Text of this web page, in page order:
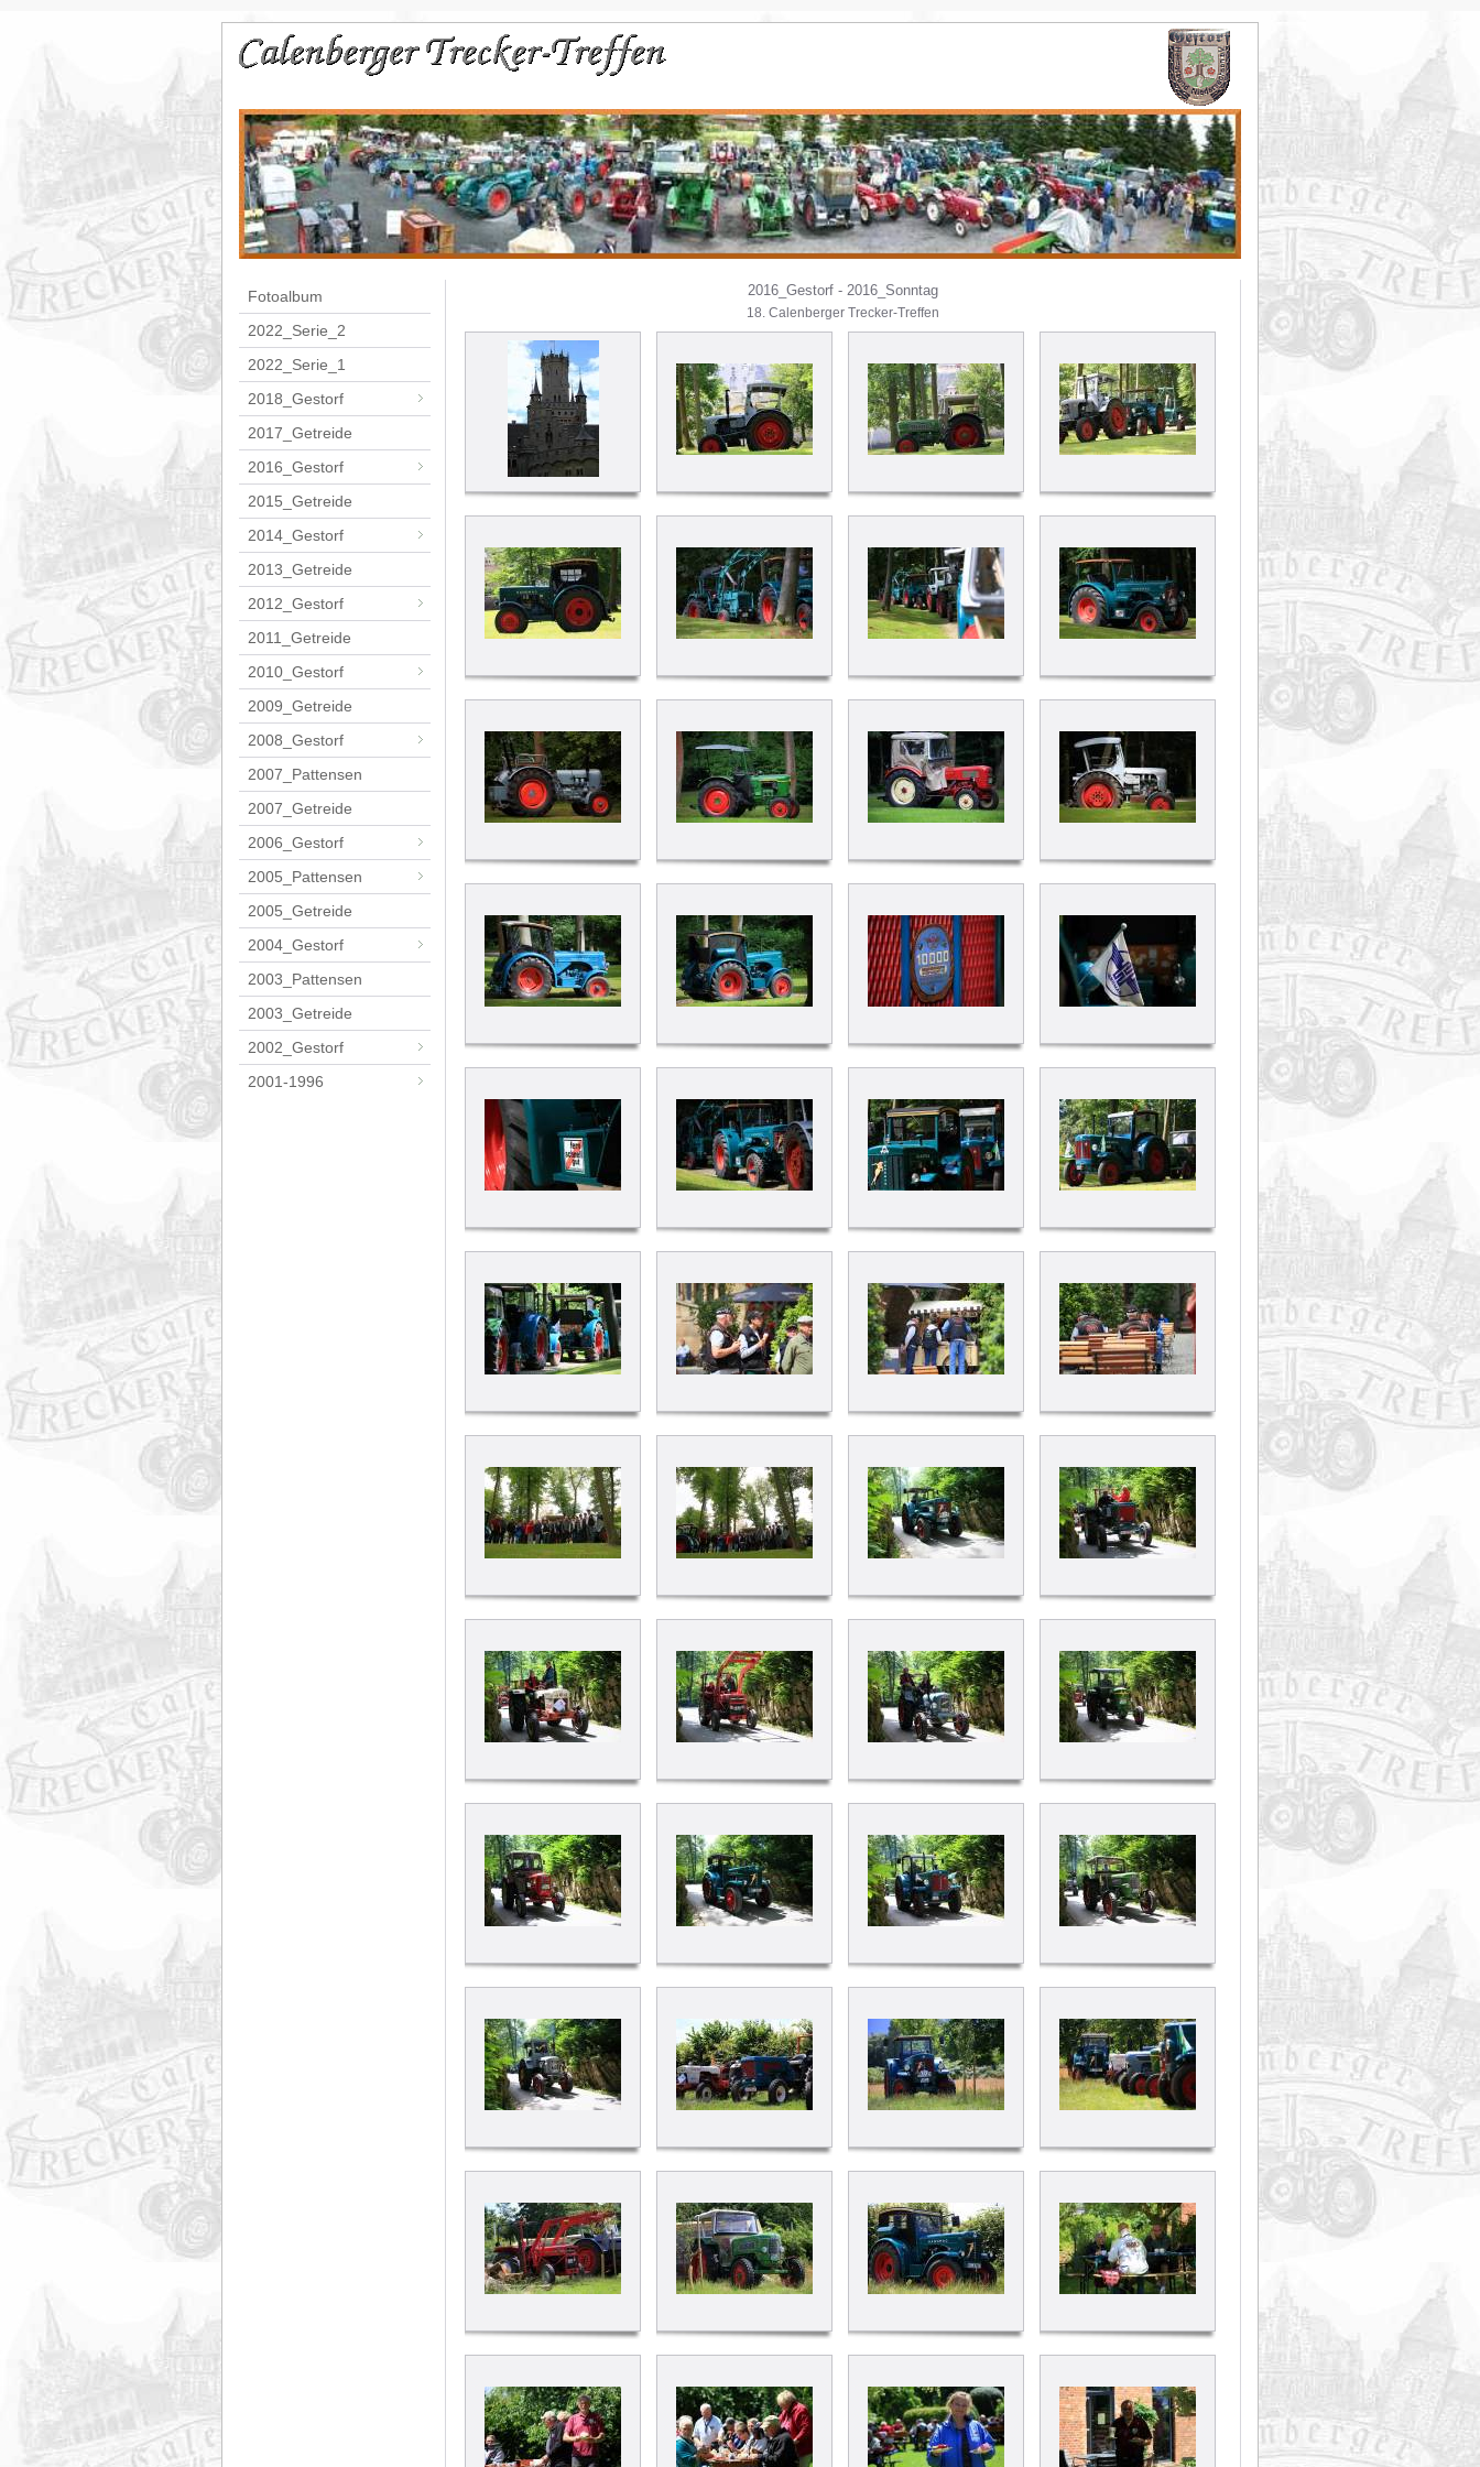
Fotoalbum
2022_Serie_2
2022_Serie_1
2018_Gestorf
2017_Getreide
2016_Gestorf
2015_Getreide
2014_Gestorf
2013_Getreide
2012_Gestorf
2011_Getreide
2010_Gestorf
2009_Getreide
2008_Gestorf
2007_Pattensen
2007_Getreide
2006_Gestorf
2005_Pattensen
2005_Getreide
2004_Gestorf
2003_Pattensen
2003_Getreide
2002_Gestorf
2001-1996
2016_Gestorf - 2016_Sonntag
18. Calenberger Trecker-Treffen